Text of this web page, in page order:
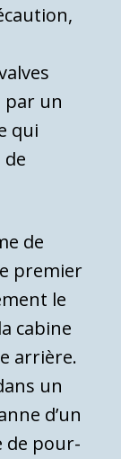
par un
qui
de
premier
le
cabine
arrière.
un
d’un
de pour­